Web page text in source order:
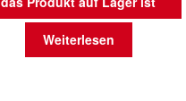
Weiterlesen